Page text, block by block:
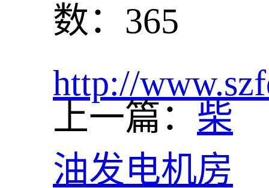
数：365
http://
上一篇： 柴
油发电机房